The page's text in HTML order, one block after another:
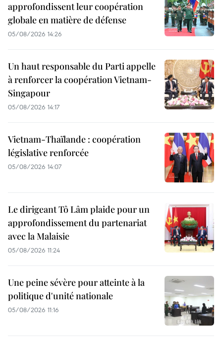
approfondissent leur coopération
globale en matière de défense
05/08/2026 14:26
Un haut responsable du Parti appelle
à renforcer la coopération Vietnam-
Singapour
05/08/2026 14:17
Vietnam-Thaïlande : coopération
législative renforcée
05/08/2026 14:07
Le dirigeant Tô Lâm plaide pour un
approfondissement du partenariat
avec la Malaisie
05/08/2026 11:24
Une peine sévère pour atteinte à la
politique d'unité nationale
05/08/2026 11:16